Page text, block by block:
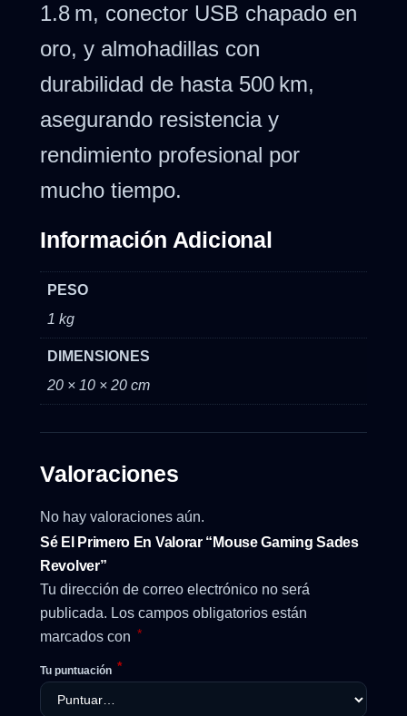
1.8 m, conector USB chapado en
oro, y almohadillas con
durabilidad de hasta 500 km,
asegurando resistencia y
rendimiento profesional por
mucho tiempo.
Información Adicional
PESO
1 kg
DIMENSIONES
20 × 10 × 20 cm
Valoraciones
No hay valoraciones aún.
Sé El Primero En Valorar “Mouse Gaming Sades
Revolver”
Tu dirección de correo electrónico no será
publicada. Los campos obligatorios están
marcados con *
Tu puntuación *